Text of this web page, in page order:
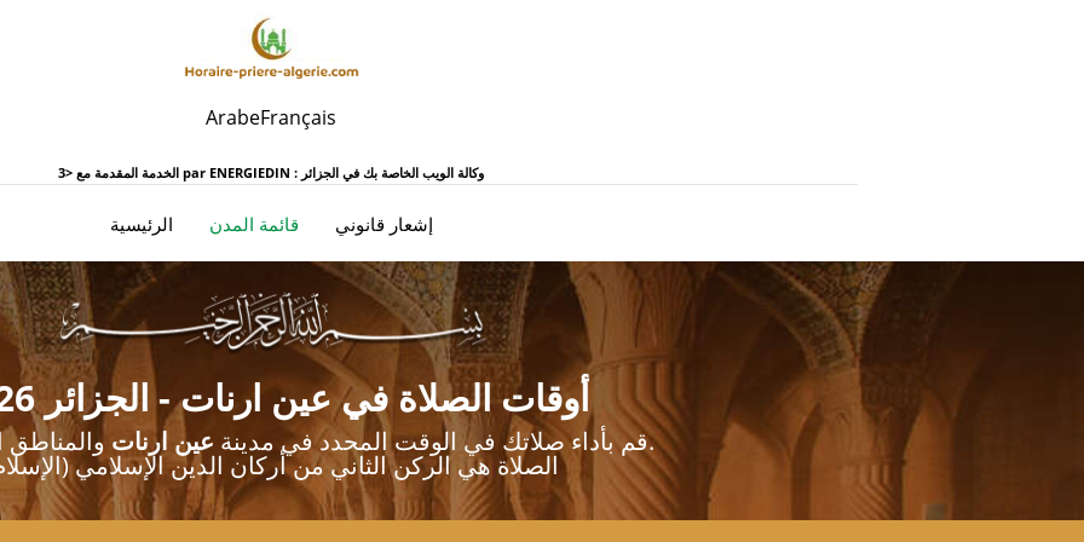
ArabeFrançais
الخدمة المقدمة مع <3 par ENERGIEDIN : وكالة الويب الخاصة بك في الجزائر
الرئيسية قائمة المدن إشعار قانوني
أوقات الصلاة في عين ارنات - الجزائر 2026
قم بأداء صلاتك في الوقت المحدد في مدينة عين ارنات والمناطق المحيطة بها.
الصلاة هي الركن الثاني من أركان الدين الإسلامي